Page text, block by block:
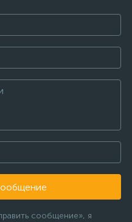
сообщение», я